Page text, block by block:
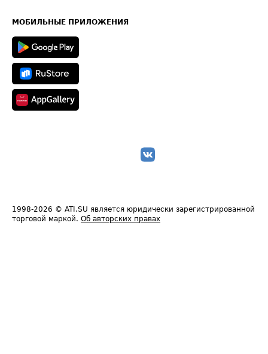
Техническая информация
МОБИЛЬНЫЕ ПРИЛОЖЕНИЯ
1998-2026 © ATI.SU является юридически зарегистрированной
торговой маркой. Об авторских правах